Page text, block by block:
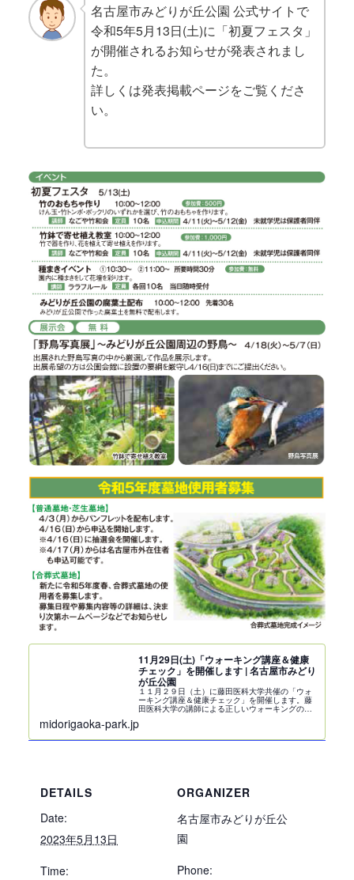
名古屋市みどりが丘公園 公式サイトで
令和5年5月13日(土)に「初夏フェスタ」
が開催されるお知らせが発表されまし
た。
詳しくは発表掲載ページをご覧くださ
い。
11月29日(土)「ウォーキング講座＆健康
チェック」を開催します | 名古屋市みどり
が丘公園
１１月２９日（土）に藤田医科大学共催の「ウォ
ーキング講座＆健康チェック」を開催します。藤
田医科大学の講師による正しいウォーキングの姿
勢・フォームを学び、秋の園内を散策しません
か？ご参加には事前予約が必要です。
midorigaoka-park.jp
DETAILS
Date:
2023年5月13日
Time:
ORGANIZER
名古屋市みどりが丘公
園
Phone: